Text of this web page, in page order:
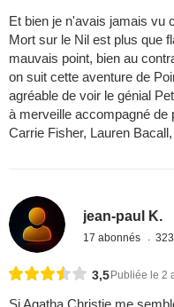
Et bien je n'avais jamais vu
Mort sur le Nil est plus que
mauvais point, bien au
on suit cette aventure de
agréable de voir le génial
à merveille accompagné de
Carrie Fisher, Lauren
jean-paul K.
17 abonnés
3,5 Publiée le 2
Si Agatha Christie me